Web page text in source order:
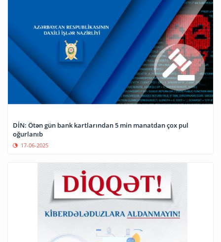
DİN: Ötən gün bank kartlarından 5 min manatdan çox pul
oğurlanıb
17-06-2025